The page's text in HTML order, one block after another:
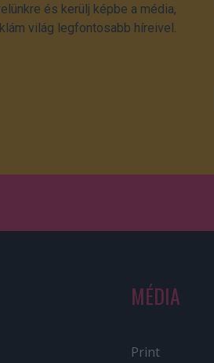
és kerülj képbe a média,
világ legfontosabb híreivel.
MÉDIA
Print